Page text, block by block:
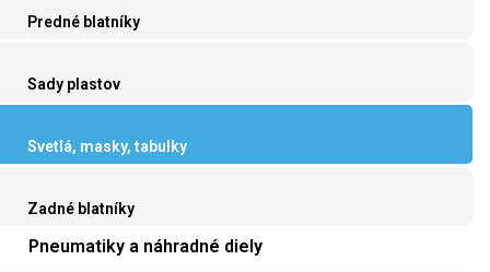
Predné blatníky
Sady plastov
Svetlá, masky, tabulky
Zadné blatníky
Pneumatiky a náhradné diely